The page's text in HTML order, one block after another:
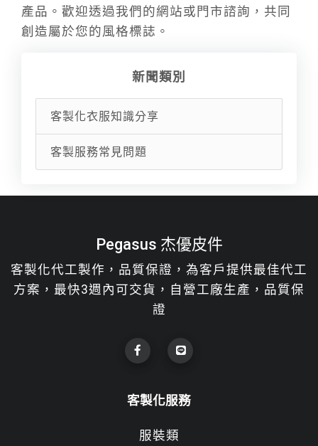
產品。歡迎透過我們的網站或門市諮詢，共同
創造屬於您的風格標誌。
新聞類別
客製化衣服知識分享
客製服務常見問題
Pegasus 杰優皮件
客製化代工製作，品質保證，為客戶提供最佳代工
方案，最快3週內可交貨，自營工廠生產，品質保
證
客製化服務
服裝類